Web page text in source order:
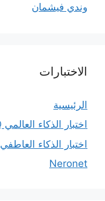
وندي فيشمان
الاختبارات
الرئيسية
اختبار الذكاء العالمي IQ
اختبار الذكاء العاطفي EQ
Neronet